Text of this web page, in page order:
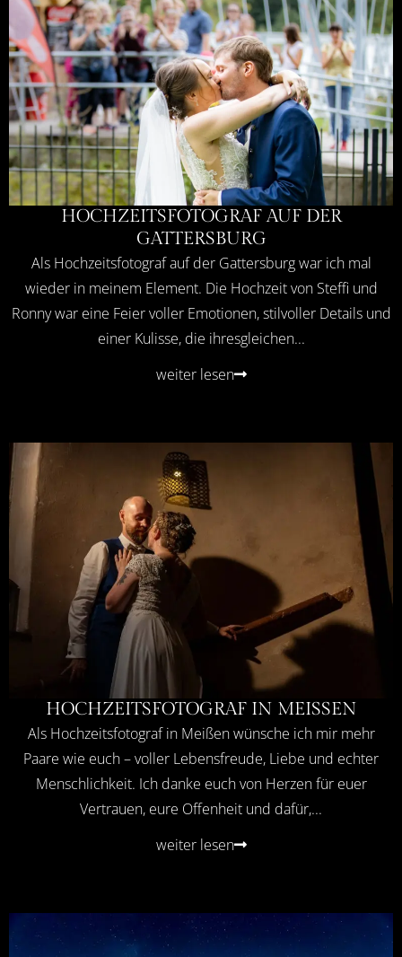
HOCHZEITSFOTOGRAF AUF DER
GATTERSBURG
Als Hochzeitsfotograf auf der Gattersburg war ich mal
wieder in meinem Element. Die Hochzeit von Steffi und
Ronny war eine Feier voller Emotionen, stilvoller Details und
einer Kulisse, die ihresgleichen...
weiter lesen
HOCHZEITSFOTOGRAF IN MEISSEN
Als Hochzeitsfotograf in Meißen wünsche ich mir mehr
Paare wie euch – voller Lebensfreude, Liebe und echter
Menschlichkeit. Ich danke euch von Herzen für euer
Vertrauen, eure Offenheit und dafür,...
weiter lesen